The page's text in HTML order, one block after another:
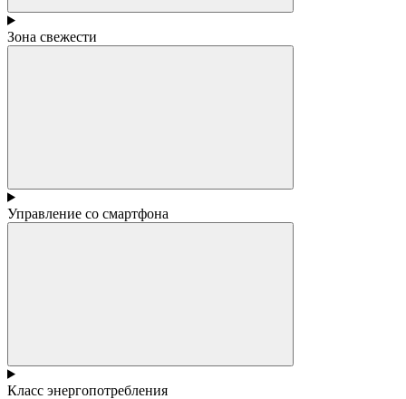
Зона свежести
Управление со смартфона
Класс энергопотребления